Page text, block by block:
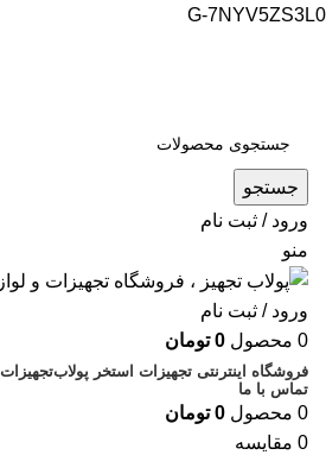
G-7NYV5ZS3L0
جستجو
ورود / ثبت نام
منو
ورود / ثبت نام
0 محصول 0 تومان
فروشگاه اینترنتی تجهیزات استخر پولاب
تماس با ما
0 محصول 0 تومان
0 مقایسه